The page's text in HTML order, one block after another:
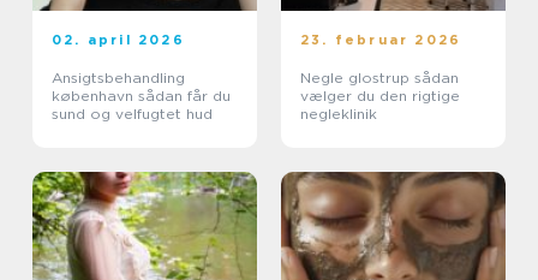
02. april 2026
Ansigtsbehandling
københavn sådan får du
sund og velfugtet hud
23. februar 2026
Negle glostrup sådan
vælger du den rigtige
negleklinik